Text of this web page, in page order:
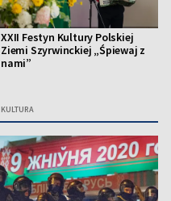
XXII Festyn Kultury Polskiej
Ziemi Szyrwinckiej „Śpiewaj z
nami”
KULTURA